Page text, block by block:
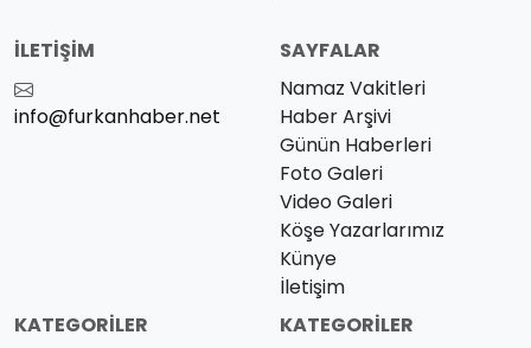
İLETIŞIM
info@furkanhaber.net
SAYFALAR
Namaz Vakitleri
Haber Arşivi
Günün Haberleri
Foto Galeri
Video Galeri
Köşe Yazarlarımız
Künye
İletişim
KATEGORILER
KATEGORILER